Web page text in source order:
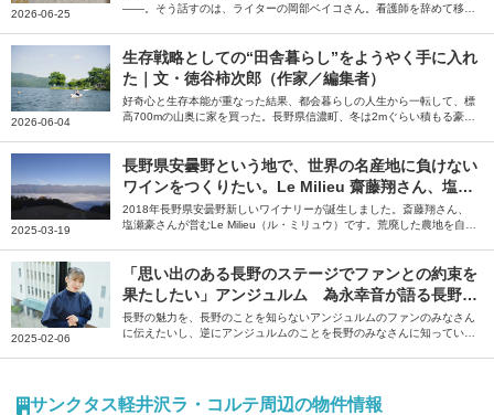
2026-06-25
――。そう話すのは、ライターの岡部ベイコさん。看護師を辞めて移住
2026-06-04
生存戦略としての“田舎暮らし”をようやく手に入れ
た｜文・徳谷柿次郎（作家／編集者）
好奇心と生存本能が重なった結果、都会暮らしの人生から一転して、標
高700mの山奥に家を買った。長野県信濃町、冬は2mぐらい積もる豪雪
舎暮らしについて綴っていただきました。
2025-03-19
長野県安曇野という地で、世界の名産地に負けない
ワインをつくりたい。Le Milieu 齋藤翔さん、塩瀬
豪さん【ジモトグラフィー】
2018年長野県安曇野新しいワイナリーが誕生しました。斎藤翔さん、
塩瀬豪さんが営むLe Milieu（ル・ミリュウ）です。荒廃した農地を自分
理想の暮らしがかなう安曇野の魅力について、斎藤さん、塩瀬さんに伺
いました。
2025-02-06
「思い出のある長野のステージでファンとの約束を
果たしたい」アンジュルム 為永幸音が語る長野の
魅力
長野の魅力を、長野のことを知らないアンジュルムのファンのみなさん
に伝えたいし、逆にアンジュルムのことを長野のみなさんに知っていた
サンクタス軽井沢ラ・コルテ周辺の物件情報